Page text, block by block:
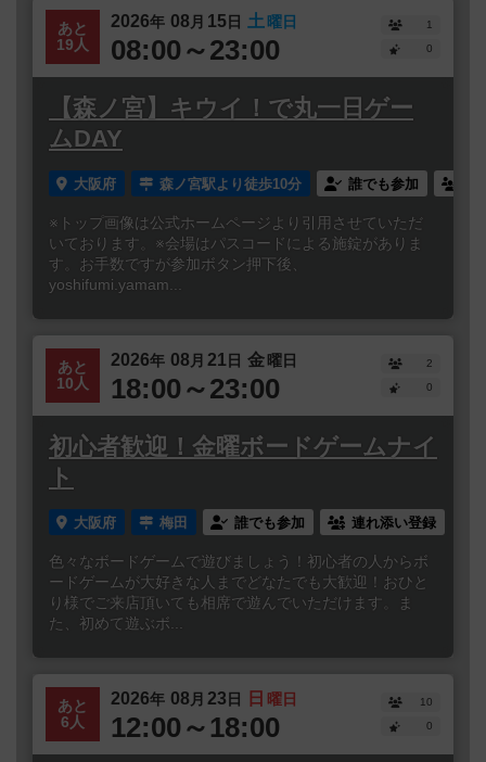
あと
19人
2026年 08 月 15日 土曜日
08:00～23:00
1
0
【森ノ宮】キウイ！で丸一日ゲー
ムDAY
大阪府 森ノ宮駅より徒歩10分 誰でも参加
※トップ画像は公式ホームページより引用させていただ
いております。※会場はパスコードによる施錠がありま
す。お手数ですが参加ボタン押下後、
yoshifumi.yamam...
あと
10人
2026年 08 月 21日 金曜日
18:00～23:00
2
0
初心者歓迎！金曜ボードゲームナイ
ト
大阪府 梅田 誰でも参加 連れ添い登録
色々なボードゲームで遊びましょう！初心者の人からボ
ードゲームが大好きな人までどなたでも大歓迎！おひと
り様でご来店頂いても相席で遊んでいただけます。ま
た、初めて遊ぶボ...
あと
6人
2026年 08 月 23日 日 曜日
12:00～18:00
10
0